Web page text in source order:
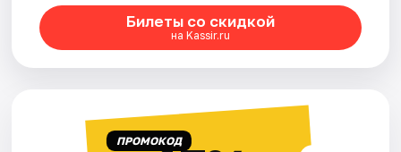
Билеты со скидкой
на Kassir.ru
ПРОМОКОД